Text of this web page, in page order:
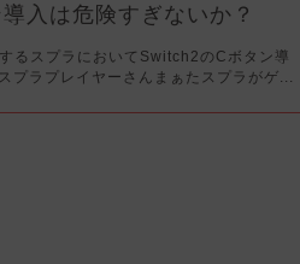
入は危険すぎないか？
るスプラにおいてSwitch2のCボタン導
プラプレイヤーさんまぁたスプラがゲ...